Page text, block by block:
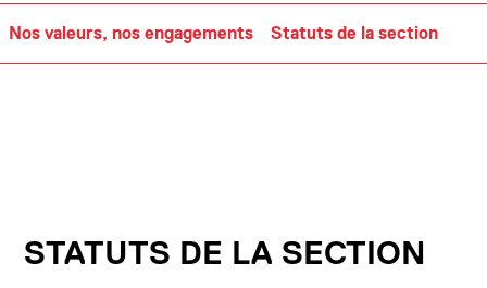
Nos valeurs, nos engagements Statuts de la section
STATUTS DE LA SECTION